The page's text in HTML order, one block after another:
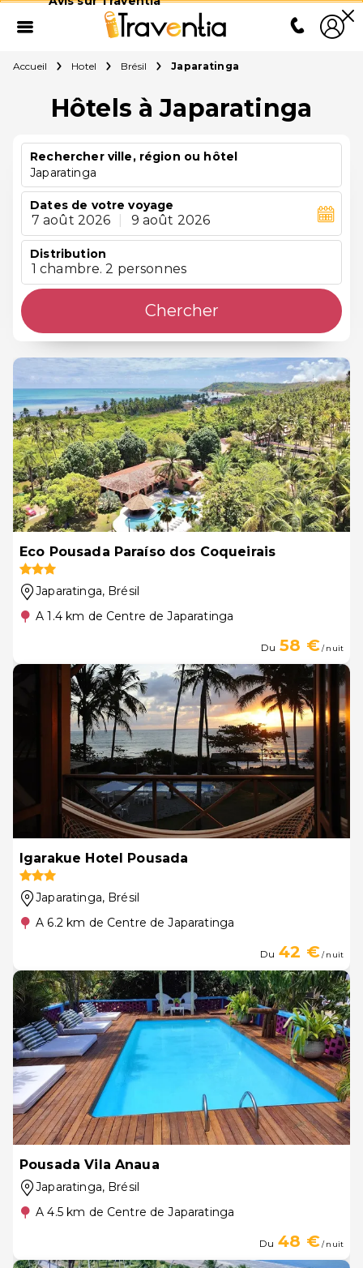
Accueil Hotel Brésil Japaratinga
Hôtels à Japaratinga
Rechercher ville, région ou hôtel
Japaratinga
Dates de votre voyage
7 août 2026 9 août 2026
Distribution
1 chambre. 2 personnes
Chercher
Eco Pousada Paraíso dos Coqueirais
Japaratinga, Brésil
A 1.4 km de Centre de Japaratinga
Du 58 €/ nuit
Igarakue Hotel Pousada
Japaratinga, Brésil
A 6.2 km de Centre de Japaratinga
Du 42 €/ nuit
Pousada Vila Anaua
Japaratinga, Brésil
A 4.5 km de Centre de Japaratinga
Du 48 €/ nuit